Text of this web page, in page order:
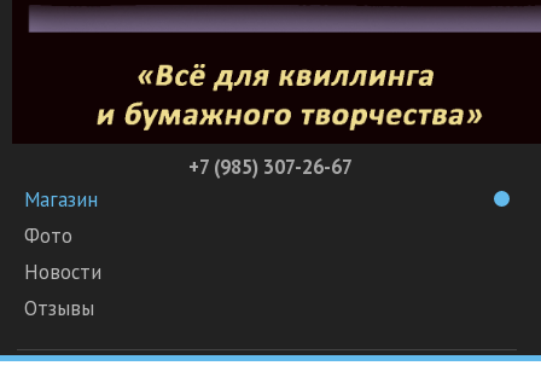
+7 (985) 307-26-67
Магазин
Фото
Новости
Отзывы